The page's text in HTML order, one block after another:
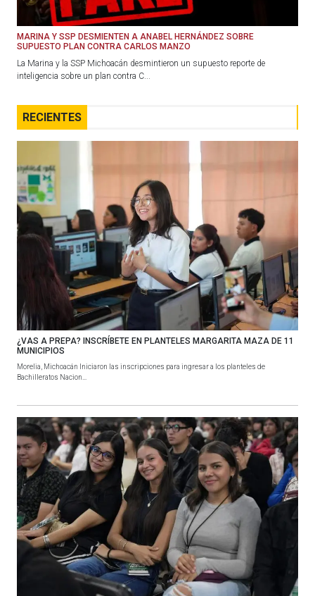
MARINA Y SSP DESMIENTEN A ANABEL HERNÁNDEZ SOBRE
SUPUESTO PLAN CONTRA CARLOS MANZO
La Marina y la SSP Michoacán desmintieron un supuesto reporte de
inteligencia sobre un plan contra C...
RECIENTES
¿VAS A PREPA? INSCRÍBETE EN PLANTELES MARGARITA MAZA DE 11
MUNICIPIOS
Morelia, Michoacán Iniciaron las inscripciones para ingresar a los planteles de
Bachilleratos Nacion...